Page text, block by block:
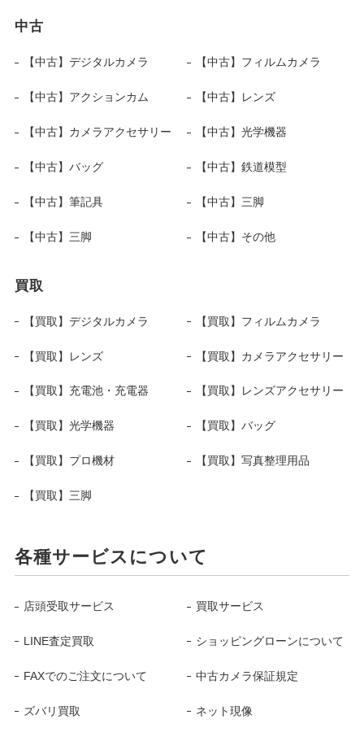
中古
【中古】デジタルカメラ 【中古】フィルムカメラ
【中古】アクションカム 【中古】レンズ
【中古】カメラアクセサリー 【中古】光学機器
【中古】バッグ 【中古】鉄道模型
【中古】筆記具 【中古】三脚
【中古】三脚 【中古】その他
買取
【買取】デジタルカメラ 【買取】フィルムカメラ
【買取】レンズ 【買取】カメラアクセサリー
【買取】充電池・充電器 【買取】レンズアクセサリー
【買取】光学機器 【買取】バッグ
【買取】プロ機材 【買取】写真整理用品
【買取】三脚
各種サービスについて
店頭受取サービス 買取サービス
LINE査定買取 ショッピングローンについて
FAXでのご注文について 中古カメラ保証規定
ズバリ買取 ネット現像